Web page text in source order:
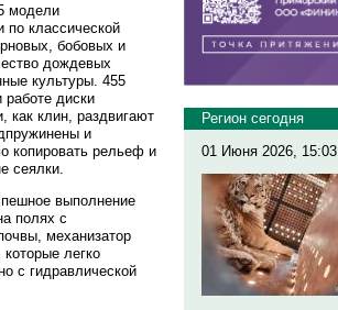
модели
по классической
бобовых и
дождевых
культуры. 455
диски
как клин, раздвигают
и
копировать рельеф и
сеялки.
выполнение
полях с
механизатор
легко
с гидравлической
Регион сегодня
01 Июня 2026, 15:03